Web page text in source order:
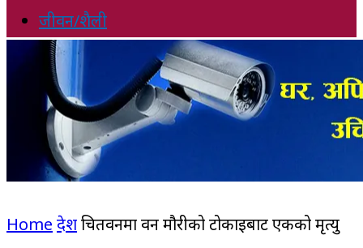
जीवन/शैली
Home देशचितवनमा वन मौरीको टोकाइबाट एकको मृत्यु